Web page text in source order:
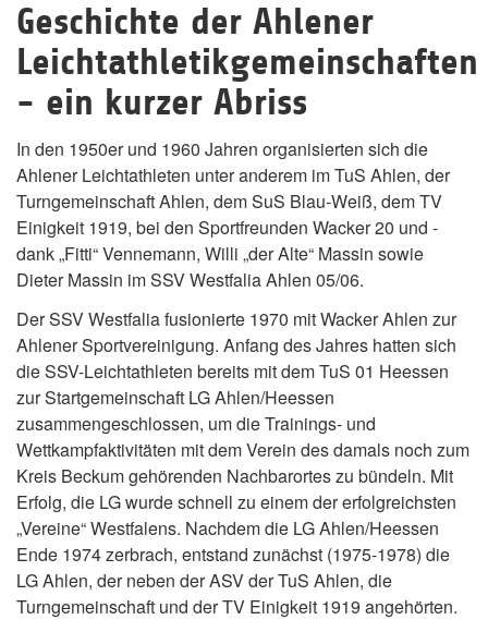
Geschichte der Ahlener
Leichtathletikgemeinschaften
- ein kurzer Abriss
In den 1950er und 1960 Jahren organisierten sich die
Ahlener Leichtathleten unter anderem im TuS Ahlen, der
Turngemeinschaft Ahlen, dem SuS Blau-Weiß, dem TV
Einigkeit 1919, bei den Sportfreunden Wacker 20 und -
dank „Fitti“ Vennemann, Willi „der Alte“ Massin sowie
Dieter Massin im SSV Westfalia Ahlen 05/06.
Der SSV Westfalia fusionierte 1970 mit Wacker Ahlen zur
Ahlener Sportvereinigung. Anfang des Jahres hatten sich
die SSV-Leichtathleten bereits mit dem TuS 01 Heessen
zur Startgemeinschaft LG Ahlen/Heessen
zusammengeschlossen, um die Trainings- und
Wettkampfaktivitäten mit dem Verein des damals noch zum
Kreis Beckum gehörenden Nachbarortes zu bündeln. Mit
Erfolg, die LG wurde schnell zu einem der erfolgreichsten
„Vereine“ Westfalens. Nachdem die LG Ahlen/Heessen
Ende 1974 zerbrach, entstand zunächst (1975-1978) die
LG Ahlen, der neben der ASV der TuS Ahlen, die
Turngemeinschaft und der TV Einigkeit 1919 angehörten.